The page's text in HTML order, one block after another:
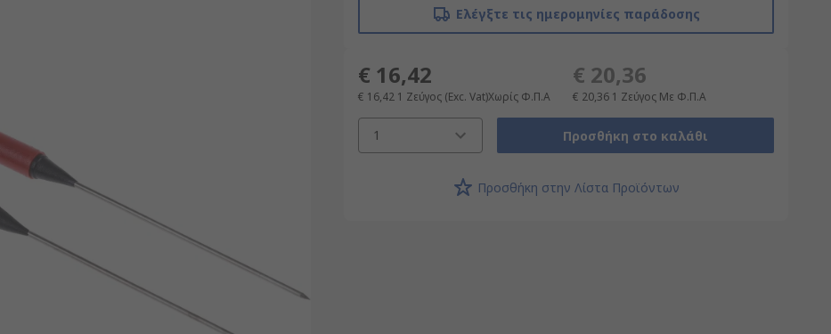
Ελέγξτε τις ημερομηνίες παράδοσης
€ 16,42
€ 16,42 1 Ζεύγος (Exc. Vat)Χωρίς Φ.Π.Α
€ 20,36
€ 20,36 1 Ζεύγος Με Φ.Π.Α
1 Προσθήκη στο καλάθι
Προσθήκη στην Λίστα Προϊόντων